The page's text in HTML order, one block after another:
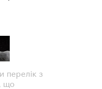
перелік з
що